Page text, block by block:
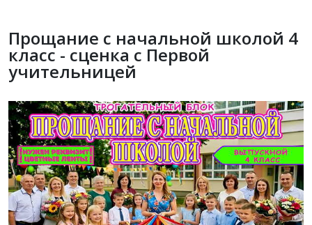
Прощание с начальной школой 4
класс - сценка с Первой
учительницей